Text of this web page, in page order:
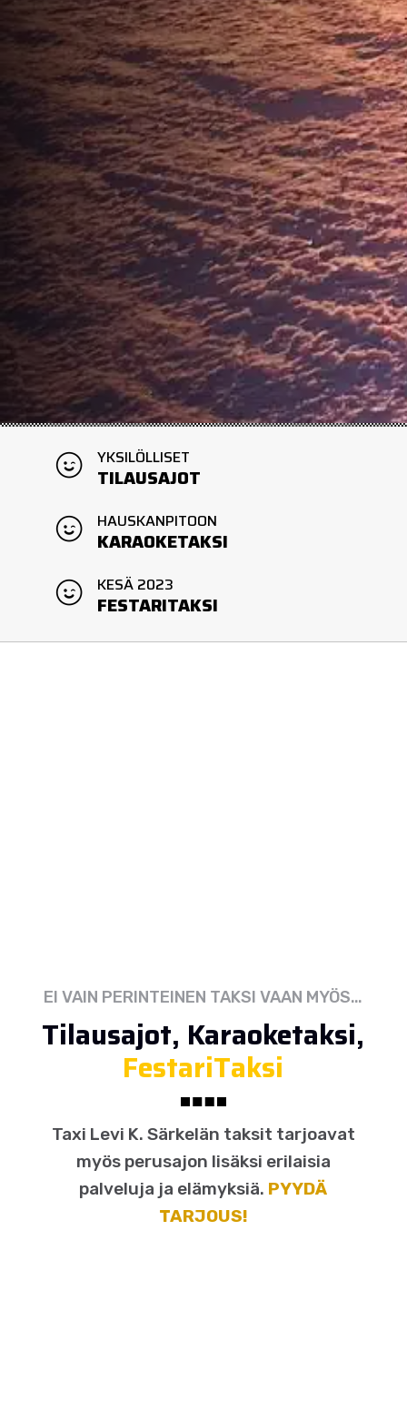
YKSILÖLLISET
TILAUSAJOT
HAUSKANPITOON
KARAOKETAKSI
KESÄ 2023
FESTARITAKSI
EI VAIN PERINTEINEN TAKSI VAAN MYÖS…
Tilausajot, Karaoketaksi,
FestariTaksi
Taxi Levi K. Särkelän taksit tarjoavat
myös perusajon lisäksi erilaisia
palveluja ja elämyksiä. PYYDÄ
TARJOUS!